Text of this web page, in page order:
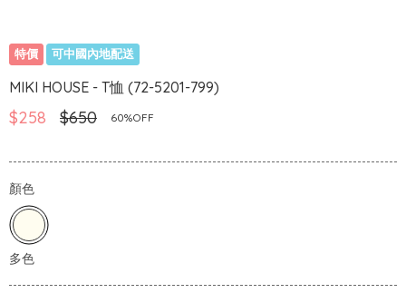
特價 可中國內地配送
MIKI HOUSE - T恤 (72-5201-799)
$258 $650 60%OFF
顏色